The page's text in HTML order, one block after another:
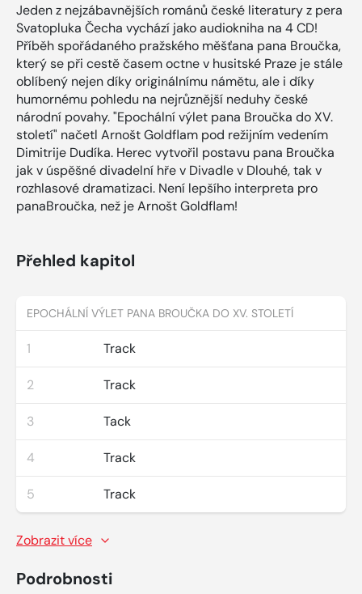
Jeden z nejzábavnějších románů české literatury z pera
Svatopluka Čecha vychází jako audiokniha na 4 CD!
Příběh spořádaného pražského měšťana pana Broučka,
který se při cestě časem octne v husitské Praze je stále
oblíbený nejen díky originálnímu námětu, ale i díky
humornému pohledu na nejrůznější neduhy české
národní povahy. "Epochální výlet pana Broučka do XV.
století" načetl Arnošt Goldflam pod režijním vedením
Dimitrije Dudíka. Herec vytvořil postavu pana Broučka
jak v úspěšné divadelní hře v Divadle v Dlouhé, tak v
rozhlasové dramatizaci. Není lepšího interpreta pro
panaBroučka, než je Arnošt Goldflam!
Přehled kapitol
EPOCHÁLNÍ VÝLET PANA BROUČKA DO XV. STOLETÍ
1 Track
2 Track
3 Tack
4 Track
5 Track
Zobrazit více
Podrobnosti